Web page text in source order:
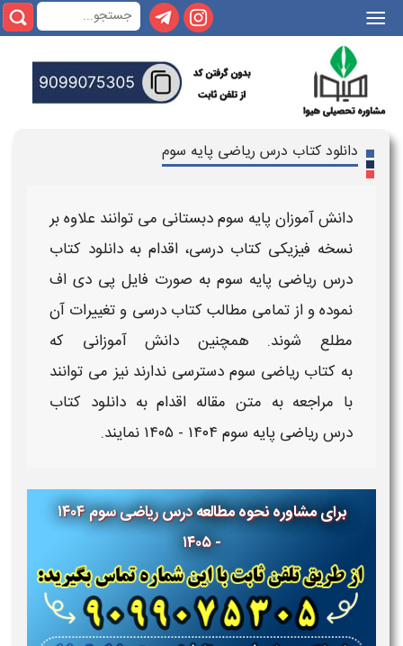
|||
دانلود کتاب درس ریاضی پایه سوم
دانش آموزانپایه سوم دبستانی می توانند علاوه بر
نسخه فیزیکی کتاب درسی، اقدام به دانلود کتاب
درس ریاضی پایه سوم به صورت فایل پی دی اف
نموده و از تمامی مطالب کتاب درسی و تغییرات آن
مطلع شوند. همچنین دانش آموزانی که
به کتاب ریاضی سوم دسترسی ندارند نیز می توانند
با مراجعه به متن مقاله اقدام بهدانلود کتاب
درس ریاضی پایه سوم ۱۴۰۴ - ۱۴۰۵​ نمایند.
برای مشاوره نحوه مطالعهدرسریاضیسوم۱۴۰۴
- ۱۴۰۵